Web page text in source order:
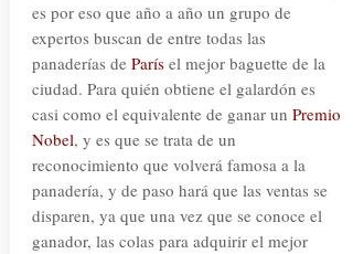
es por eso que año a año un grupo de
expertos buscan de entre todas las
panaderías de Parísel mejor baguette de la
ciudad. Para quién obtiene el galardón es
casi como el equivalente de ganar un Premio
Nobel, y es que se trata de un
reconocimiento que volverá famosa a la
panadería, y de paso hará que las ventas se
disparen, ya que una vez que se conoce el
ganador, las colas para adquirir el mejor